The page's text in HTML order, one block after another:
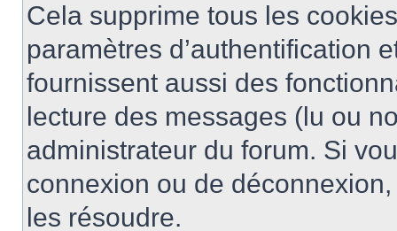
Cela supprime tous les
paramètres d’authentification
fournissent aussi des
lecture des messages (lu ou
administrateur du forum. Si
connexion ou de
les résoudre.